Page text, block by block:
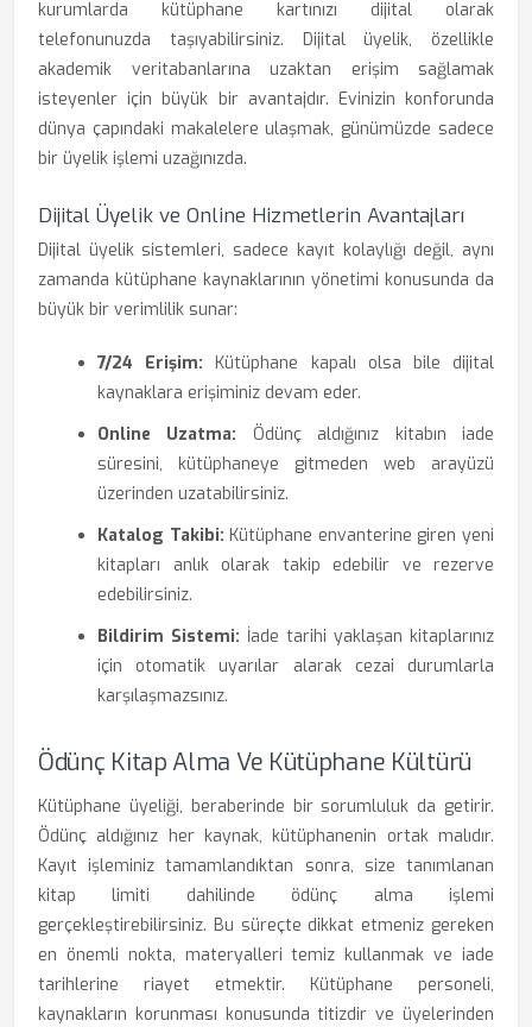
kurumlarda kütüphane kartınızı dijital olarak
telefonunuzda taşıyabilirsiniz. Dijital üyelik, özellikle
akademik veritabanlarına uzaktan erişim sağlamak
isteyenler için büyük bir avantajdır. Evinizin konforunda
dünya çapındaki makalelere ulaşmak, günümüzde sadece
bir üyelik işlemi uzağınızda.
Dijital Üyelik ve Online Hizmetlerin Avantajları
Dijital üyelik sistemleri, sadece kayıt kolaylığı değil, aynı
zamanda kütüphane kaynaklarının yönetimi konusunda da
büyük bir verimlilik sunar:
7/24 Erişim: Kütüphane kapalı olsa bile dijital
kaynaklara erişiminiz devam eder.
Online Uzatma: Ödünç aldığınız kitabın iade
süresini, kütüphaneye gitmeden web arayüzü
üzerinden uzatabilirsiniz.
Katalog Takibi: Kütüphane envanterine giren yeni
kitapları anlık olarak takip edebilir ve rezerve
edebilirsiniz.
Bildirim Sistemi: İade tarihi yaklaşan kitaplarınız
için otomatik uyarılar alarak cezai durumlarla
karşılaşmazsınız.
Ödünç Kitap Alma Ve Kütüphane Kültürü
Kütüphane üyeliği, beraberinde bir sorumluluk da getirir.
Ödünç aldığınız her kaynak, kütüphanenin ortak malıdır.
Kayıt işleminiz tamamlandıktan sonra, size tanımlanan
kitap limiti dahilinde ödünç alma işlemi
gerçekleştirebilirsiniz. Bu süreçte dikkat etmeniz gereken
en önemli nokta, materyalleri temiz kullanmak ve iade
tarihlerine riayet etmektir. Kütüphane personeli,
kaynakların korunması konusunda titizdir ve üyelerinden